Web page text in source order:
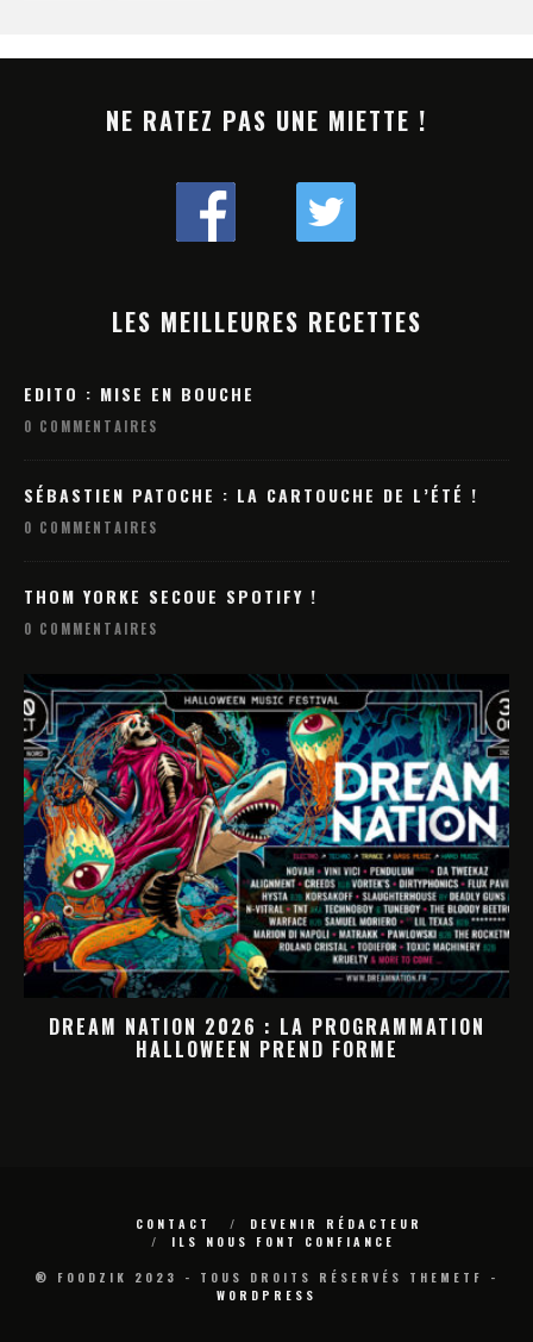
NE RATEZ PAS UNE MIETTE !
LES MEILLEURES RECETTES
EDITO : MISE EN BOUCHE
0 COMMENTAIRES
SÉBASTIEN PATOCHE : LA CARTOUCHE DE L’ÉTÉ !
0 COMMENTAIRES
THOM YORKE SECOUE SPOTIFY !
0 COMMENTAIRES
DREAM NATION 2026 : LA PROGRAMMATION
HALLOWEEN PREND FORME
CONTACT
DEVENIR RÉDACTEUR
ILS NOUS FONT CONFIANCE
® FOODZIK 2023 - TOUS DROITS RÉSERVÉS THEMETF -
WORDPRESS